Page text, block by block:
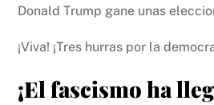
Donald Trump gane unas
¡Viva! ¡Tres hurras por la
¡El fascismo ha